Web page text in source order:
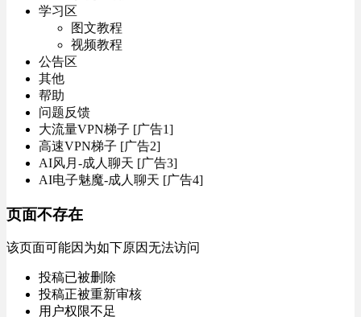
学习区
图文教程
视频教程
公告区
其他
帮助
问题反馈
大流量VPN梯子 [广告1]
高速VPN梯子 [广告2]
AI风月-成人聊天 [广告3]
AI电子魅魔-成人聊天 [广告4]
页面不存在
该页面可能因为如下原因无法访问
投稿已被删除
投稿正被重新审核
用户权限不足